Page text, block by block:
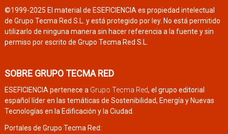
©1999-2025 El material de ESEFICIENCIA es propiedad intelectual
de Grupo Tecma Red S.L. y está protegido por ley. No está permitido
utilizarlo de ninguna manera sin hacer referencia a la fuente y sin
permiso por escrito de Grupo Tecma Red S.L.
SOBRE GRUPO TECMA RED
ESEFICIENCIA pertenece a Grupo Tecma Red, el grupo editorial
español líder en las temáticas de Sostenibilidad, Energía y Nuevas
Tecnologías en la Edificación y la Ciudad.
Portales de Grupo Tecma Red: